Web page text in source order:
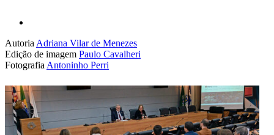
Autoria Adriana Vilar de Menezes
Edição de imagem Paulo Cavalheri
Fotografia Antoninho Perri